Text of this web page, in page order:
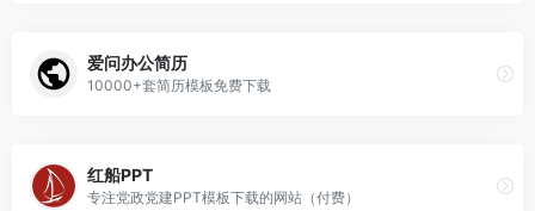
爱问办公简历
10000+套简历模板免费下载
红船PPT
专注党政党建PPT模板下载的网站（付费）